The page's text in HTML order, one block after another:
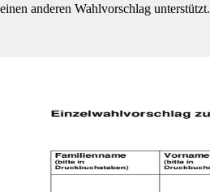
einen anderen Wahlvorschlag unterstützt.